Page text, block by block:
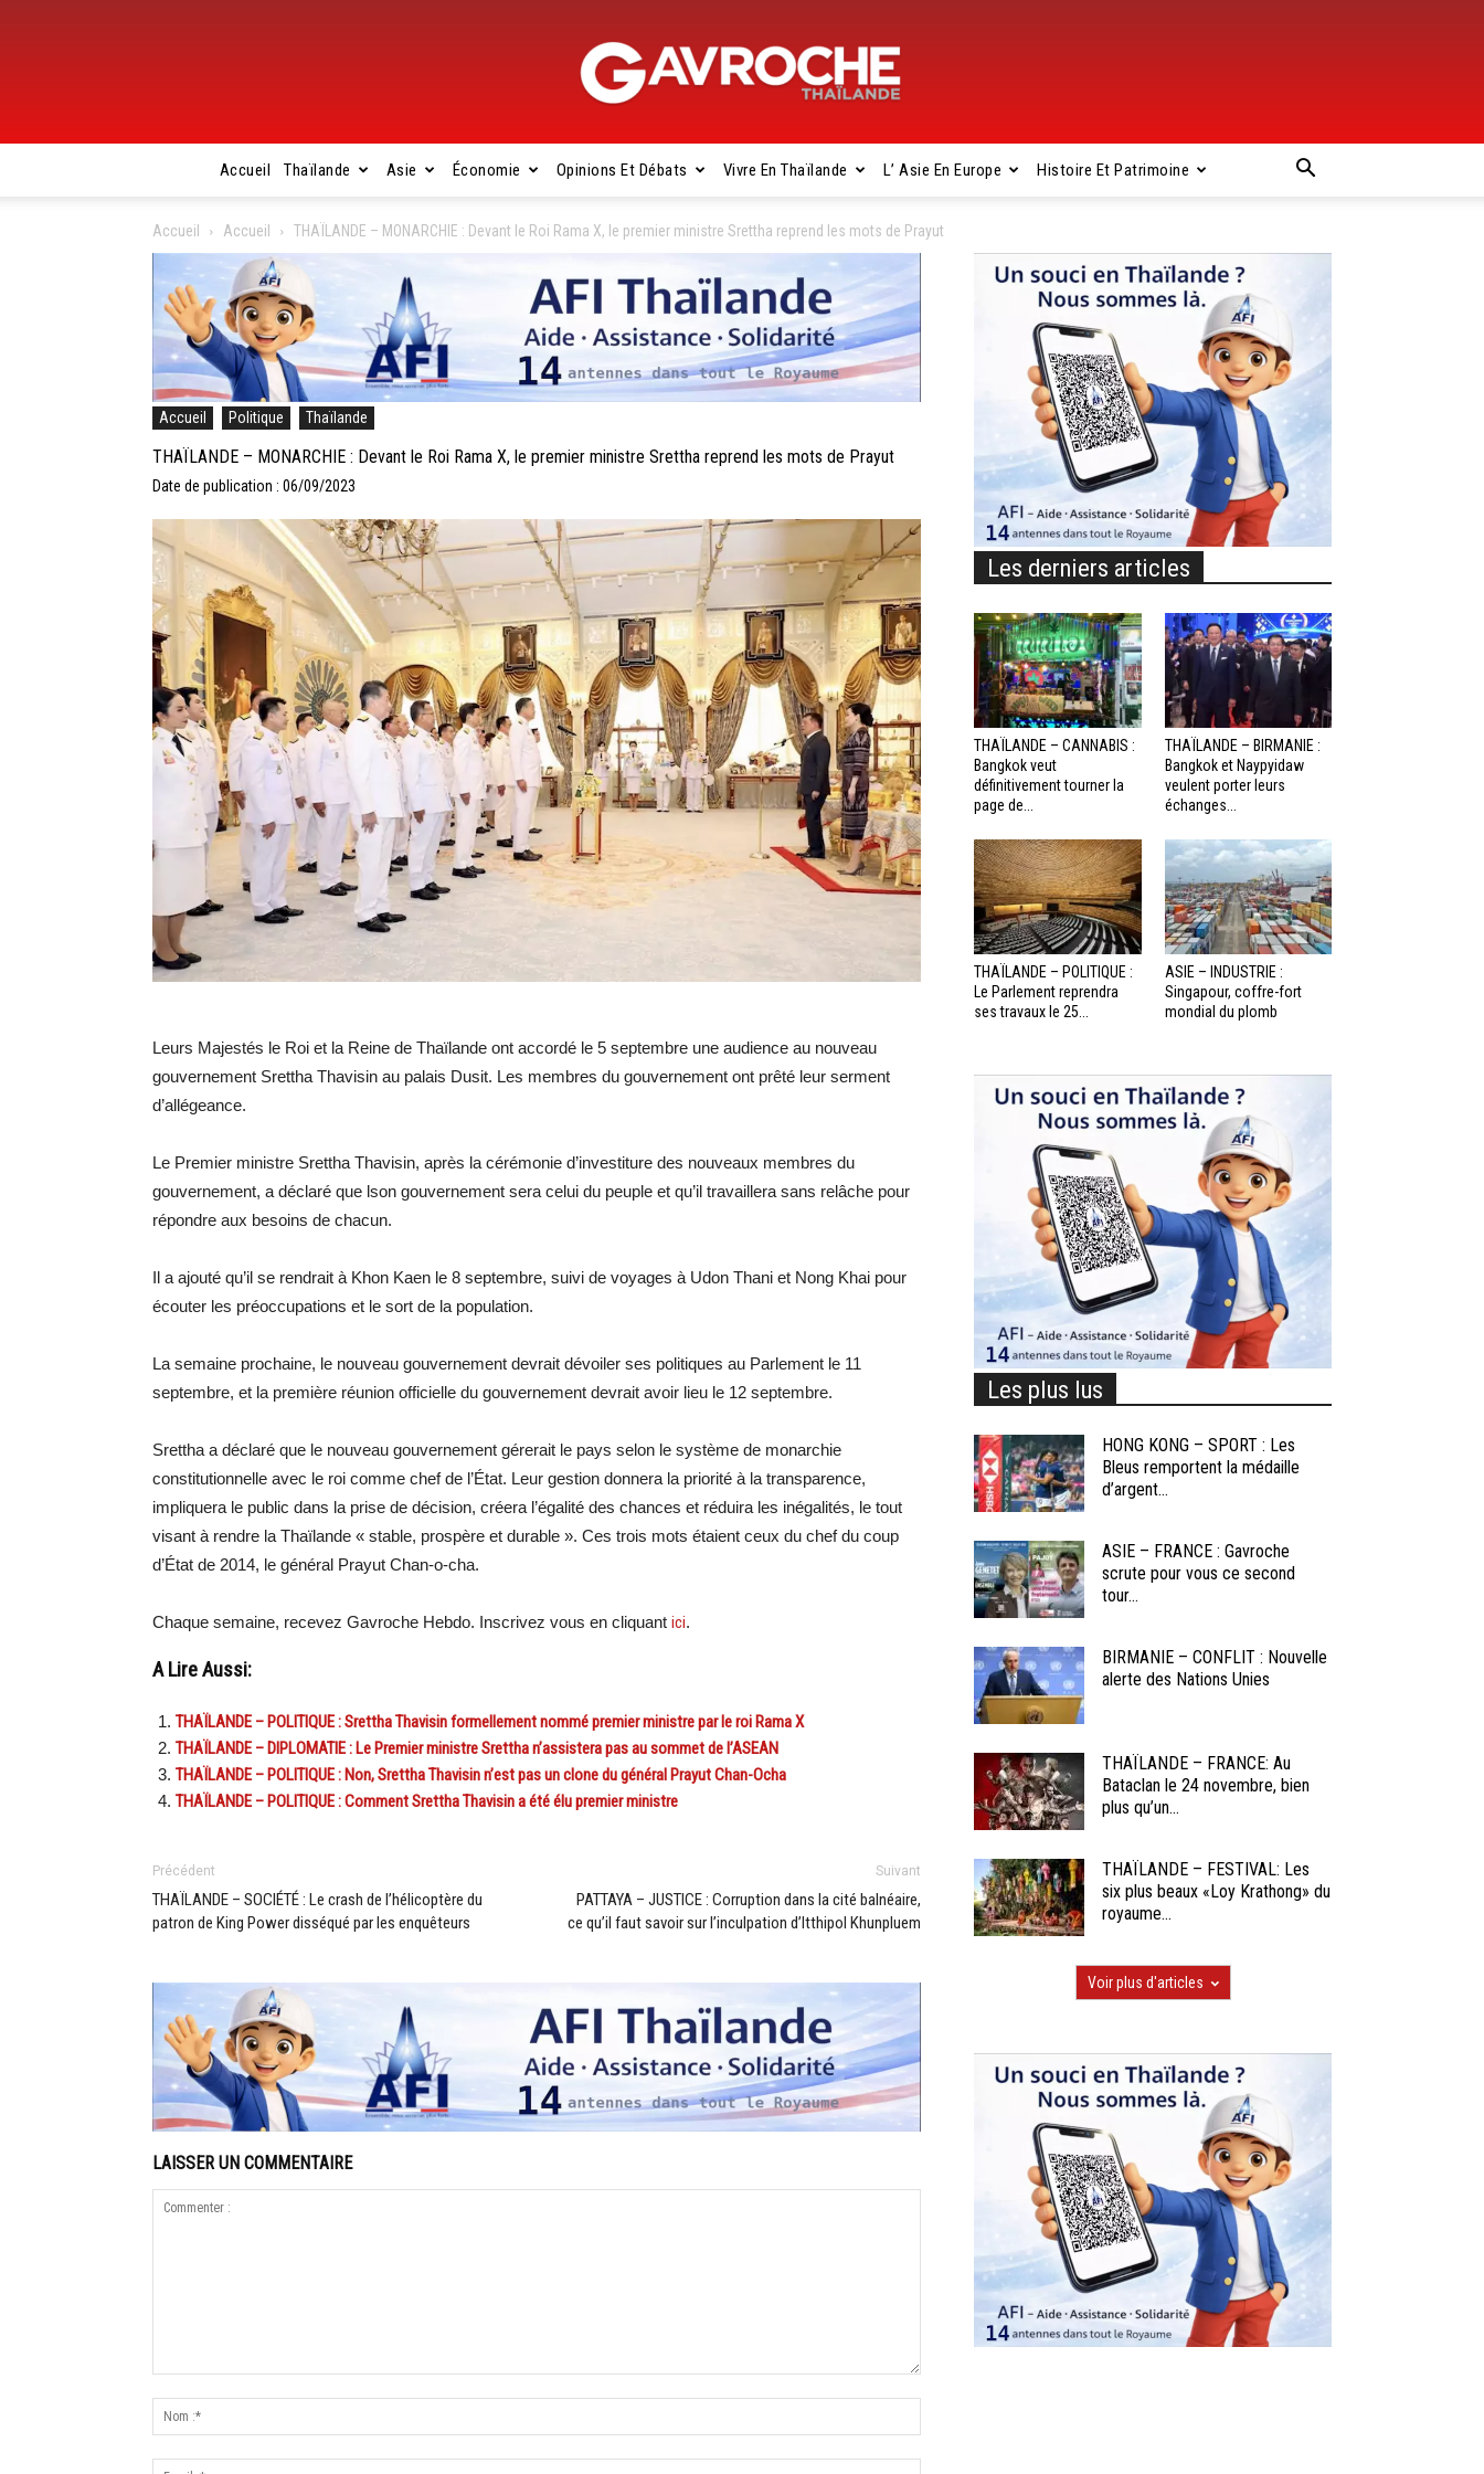
Gavroche
Thaïlande
Accueil Thaïlande Asie Économie Opinions Et Débats Vivre En Thaïlande L’ Asie En Europe Histoire Et Patrimoine
Accueil Accueil THAÏLANDE – MONARCHIE : Devant le Roi Rama X, le premier ministre Srettha reprend les mots de Prayut
Accueil Politique Thaïlande
THAÏLANDE – MONARCHIE : Devant le Roi Rama X, le premier ministre Srettha reprend les mots de Prayut
Date de publication : 06/09/2023
Leurs Majestés le Roi et la Reine de Thaïlande ont accordé le 5 septembre une audience au nouveau
gouvernement Srettha Thavisin au palais Dusit. Les membres du gouvernement ont prêté leur serment
d’allégeance.
Le Premier ministre Srettha Thavisin, après la cérémonie d’investiture des nouveaux membres du
gouvernement, a déclaré que lson gouvernement sera celui du peuple et qu’il travaillera sans relâche pour
répondre aux besoins de chacun.
Il a ajouté qu’il se rendrait à Khon Kaen le 8 septembre, suivi de voyages à Udon Thani et Nong Khai pour
écouter les préoccupations et le sort de la population.
La semaine prochaine, le nouveau gouvernement devrait dévoiler ses politiques au Parlement le 11
septembre, et la première réunion officielle du gouvernement devrait avoir lieu le 12 septembre.
Srettha a déclaré que le nouveau gouvernement gérerait le pays selon le système de monarchie
constitutionnelle avec le roi comme chef de l’État. Leur gestion donnera la priorité à la transparence,
impliquera le public dans la prise de décision, créera l’égalité des chances et réduira les inégalités, le tout
visant à rendre la Thaïlande « stable, prospère et durable ». Ces trois mots étaient ceux du chef du coup
d’État de 2014, le général Prayut Chan-o-cha.
Chaque semaine, recevez Gavroche Hebdo. Inscrivez vous en cliquant ici.
A Lire Aussi:
THAÏLANDE – POLITIQUE : Srettha Thavisin formellement nommé premier ministre par le roi Rama X
THAÏLANDE – DIPLOMATIE : Le Premier ministre Srettha n’assistera pas au sommet de l’ASEAN
THAÏLANDE – POLITIQUE : Non, Srettha Thavisin n’est pas un clone du général Prayut Chan-Ocha
THAÏLANDE – POLITIQUE : Comment Srettha Thavisin a été élu premier ministre
Précédent
THAÏLANDE – SOCIÉTÉ : Le crash de l’hélicoptère du
patron de King Power disséqué par les enquêteurs
Suivant
PATTAYA – JUSTICE : Corruption dans la cité balnéaire,
ce qu’il faut savoir sur l’inculpation d’Itthipol Khunpluem
LAISSER UN COMMENTAIRE
Les derniers articles
THAÏLANDE – CANNABIS :
Bangkok veut
définitivement tourner la
page de...
THAÏLANDE – BIRMANIE :
Bangkok et Naypyidaw
veulent porter leurs
échanges...
THAÏLANDE – POLITIQUE :
Le Parlement reprendra
ses travaux le 25...
ASIE – INDUSTRIE :
Singapour, coffre-fort
mondial du plomb
Les plus lus
HONG KONG – SPORT : Les
Bleus remportent la médaille
d’argent...
ASIE – FRANCE : Gavroche
scrute pour vous ce second
tour...
BIRMANIE – CONFLIT : Nouvelle
alerte des Nations Unies
THAÏLANDE – FRANCE: Au
Bataclan le 24 novembre, bien
plus qu’un...
THAÏLANDE – FESTIVAL: Les
six plus beaux «Loy Krathong» du
royaume...
Voir plus d'articles